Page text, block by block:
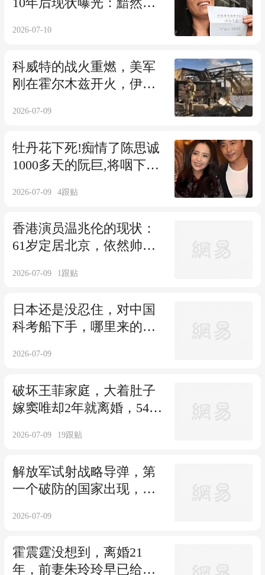
10年后现状曝光：黯然回
2026-07-10
科威特的战火重燃，美军
刚在霍尔木兹开火，伊朗
2026-07-09
牡丹花下死!痴情了陈思诚
1000多天的阮巨,将咽下和
2026-07-09 4跟贴
香港演员温兆伦的现状：
61岁定居北京，依然帅
2026-07-09 1跟贴
日本还是没忍住，对中国
科考船下手，哪里来的底
2026-07-09
破坏王菲家庭，大着肚子
嫁窦唯却2年就离婚，54岁
2026-07-09 19跟贴
解放军试射战略导弹，第
一个破防的国家出现，中
2026-07-09
霍震霆没想到，离婚21
年，前妻朱玲玲早已给霍